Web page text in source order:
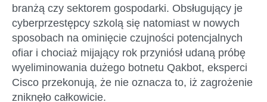
branżą czy sektorem gospodarki. Obsługujący je
cyberprzestępcy szkolą się natomiast w nowych
sposobach na ominięcie czujności potencjalnych
ofiar i chociaż mijający rok przyniósł udaną próbę
wyeliminowania dużego botnetu Qakbot, eksperci
Cisco przekonują, że nie oznacza to, iż zagrożenie
zniknęło całkowicie.